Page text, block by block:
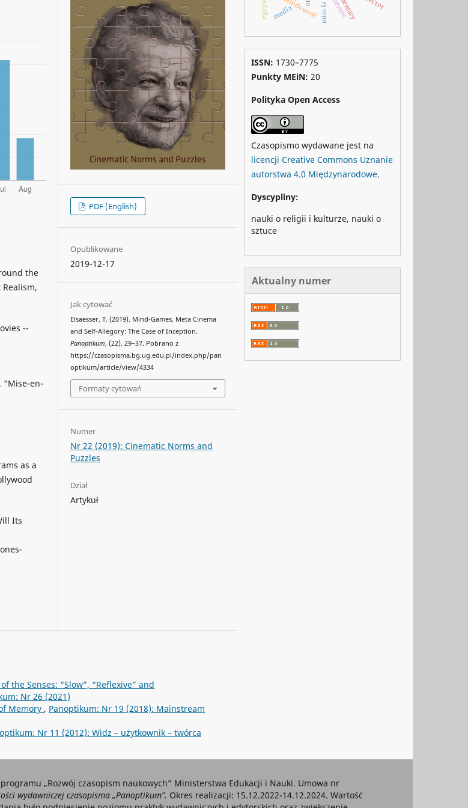
the
--
“Mise-en-
as a
Its
PDF (English)
Opublikowane
2019-12-17
Jak cytować
Elsaesser, T. (2019). Mind-Games, Meta Cinema
and Self-Allegory: The Case of Inception.
Panoptikum, (22), 29–37. Pobrano z
https://czasopisma.bg.ug.edu.pl/index.php/pan
optikum/article/view/4334
Formaty cytowań
Numer
Nr 22 (2019): Cinematic Norms and
Puzzles
Dział
Artykuł
Senses: “Slow”, “Reflexive” and
Nr 26 (2021)
Memory , Panoptikum: Nr 19 (2018): Mainstream
Nr 11 (2012): Widz – użytkownik – twórca
miss la la
media
ISSN: 1730–7775
Punkty MEiN: 20
Polityka Open Access
Czasopismo wydawane jest na
licencji Creative Commons Uznanie
autorstwa 4.0 Międzynarodowe.
Dyscypliny:
nauki o religii i kulturze, nauki o
sztuce
Aktualny numer
„Rozwój czasopism naukowych” Ministerstwa Edukacji i Nauki. Umowa nr
wydawniczej czasopisma „Panoptikum”. Okres realizacji: 15.12.2022-14.12.2024. Wartość